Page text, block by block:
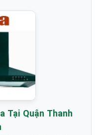
Tại Quận Thanh